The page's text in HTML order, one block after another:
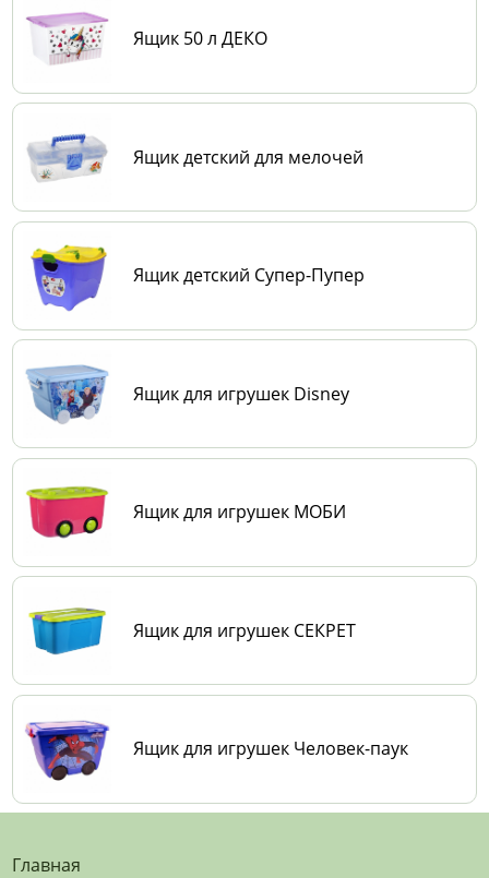
Ящик 50 л ДЕКО
Ящик детский для мелочей
Ящик детский Супер-Пупер
Ящик для игрушек Disney
Ящик для игрушек МОБИ
Ящик для игрушек СЕКРЕТ
Ящик для игрушек Человек-паук
Главная